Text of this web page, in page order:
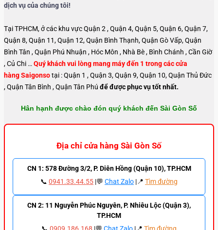
dịch vụ của chúng tôi!
Tại TPHCM, ở các khu vực Quận 2 , Quận 4, Quận 5, Quận 6, Quận 7,
Quận 8, Quận 11, Quận 12, Quận Bình Thạnh, Quận Gò Vấp, Quận
Bình Tân , Quận Phú Nhuận , Hóc Môn , Nhà Bè , Bình Chánh , Cần Giờ
, Củ Chi …Quý khách vui lòng mang máy đến 1 trong các cửa
hàng Saigonsotại : Quận 1 , Quận 3, Quận 9, Quận 10, Quận Thủ Đức
, Quận Tân Bình , Quận Tân Phú để được phục vụ tốt nhất.
Hân hạnh được chào đón quý khách đến Sài Gòn Số
Địa chỉ cửa hàng Sài Gòn Số
CN 1: 578 Đường 3/2, P. Diên Hồng (Quận 10), TP.HCM
📞 0941.33.44.55 |💬 Chat Zalo |📍 Tìm đường
CN 2: 11 Nguyễn Phúc Nguyên, P. Nhiêu Lộc (Quận 3),
TP.HCM